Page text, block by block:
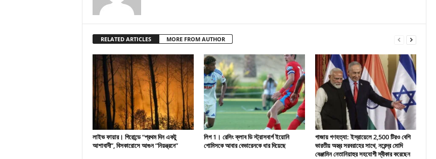
RELATED ARTICLES MORE FROM AUTHOR
লাইভ ফায়ার। গিরোন্ডে “প্রথম দিন একটু
আশাবাদী”, বিসকারোসে আগুন “নিয়ন্ত্রনে”
লিগ 1। রেসিং ক্লাব ডি স্ট্রাসবার্গ ইয়োনি
গোমিসকে আবার বেভারেনকে ধার দিয়েছে
গাজায় গণহত্যা: ইস্রায়েলে 2,500 টিরও বেশি
ভারতীয় অস্ত্র সরবরাহের সাথে, নরেন্দ্র মোদি
বেঞ্জামিন নেতানিয়াহুর সহযোগী স্বীকার করেছেন